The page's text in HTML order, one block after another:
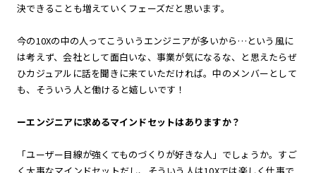
決できることも増えていくフェーズだと思います。
今の10Xの中の人ってこういうエンジニアが多いから…という風に
は考えず、会社として面白いな、事業が気になるな、と思えたらぜ
ひカジュアルに話を聞きに来ていただければ。中のメンバーとして
も、そういう人と働けると嬉しいです！
ーエンジニアに求めるマインドセットはありますか？
「ユーザー目線が強くてものづくりが好きな人」でしょうか。すご
く大事なマインドセットだし、そういう人は10Xでは楽しく仕事で